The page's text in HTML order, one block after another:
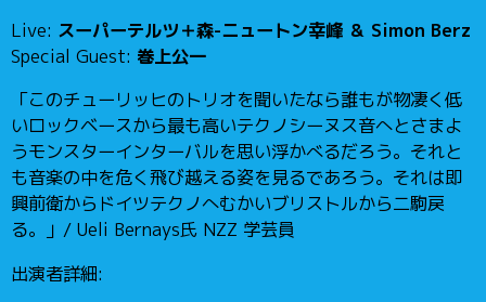
Live: スーパーテルツ＋森-ニュートン幸峰 ＆ Simon Berz
Special Guest: 巻上公一
「このチューリッヒのトリオを聞いたなら誰もが物凄く低
いロックベースから最も高いテクノシーヌス音へとさまよ
うモンスターインターバルを思い浮かべるだろう。それと
も音楽の中を危く飛び越える姿を見るであろう。それは即
興前衛からドイツテクノへむかいブリストルから二駒戻
る。」/ Ueli Bernays氏 NZZ 学芸員
出演者詳細: